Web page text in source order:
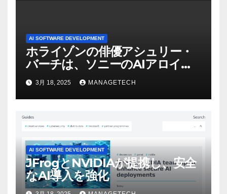
AI SOFTWARE DEVELOPMENT
ホライゾンの俳優アシュリー・
バーチは、ソニーのAIアロイの
ビデオを見て「ゲームパフォー
マンスという芸術形式に不安を
感じた」と語る – IGN
3月 18, 2025 MANAGETECH
AI SOFTWARE DEVELOPMENT
JFrogとNVIDIAが提携し、安全
なAI導入を強化